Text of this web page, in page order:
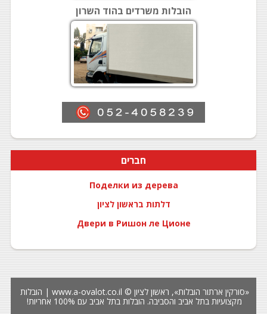
הובלות משרדים בהוד השרון
חברים
Поделки из дерева
דלתות בראשון לציון
Двери в Ришон ле Ционе
«סורקין ארתור הובלות», ראשון לציון © www.a-ovalot.co.il
| הובלות
מקצועיות בתל אביב והסביבה. הובלות בתל אביב עם 100% אחריות!